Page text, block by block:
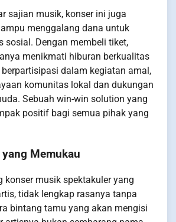
sajian musik, konser ini juga
menggalang dana untuk
sosial. Dengan membeli tiket,
menikmati hiburan berkualitas
dalam kegiatan amal,
komunitas lokal dan dukungan
Sebuah win-win solution yang
positif bagi semua pihak yang
Memukau
konser musik spektakuler yang
tidak lengkap rasanya tanpa
bintang tamu yang akan mengisi